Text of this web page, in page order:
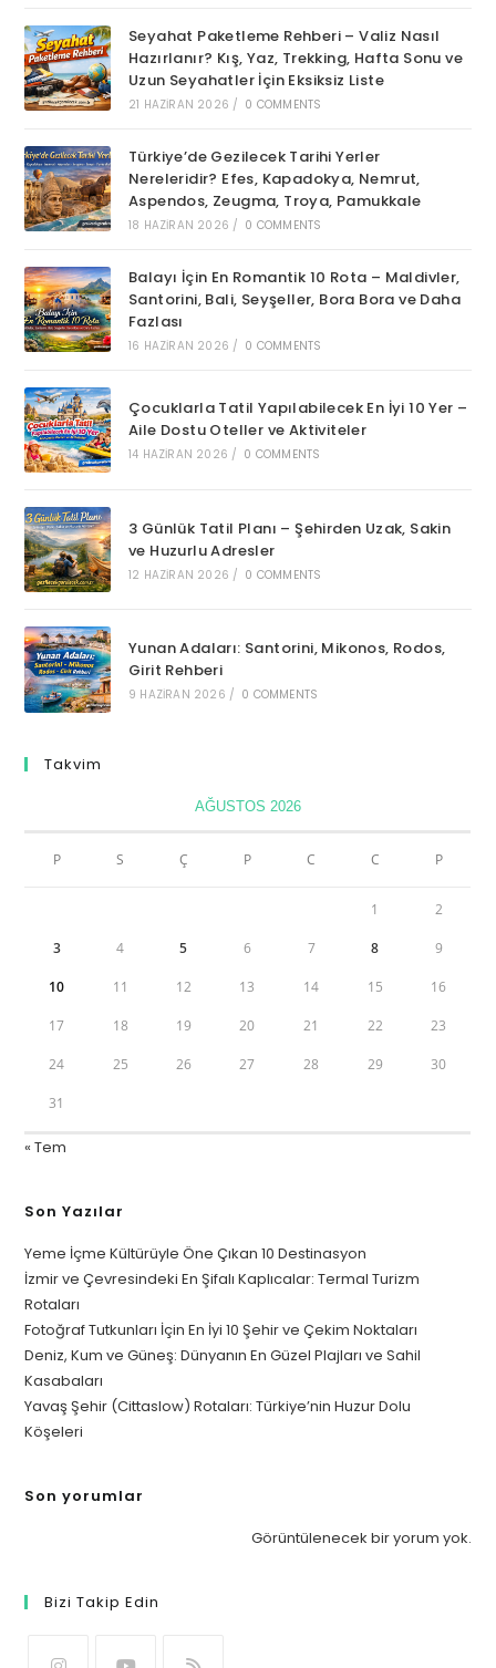
Seyahat Paketleme Rehberi – Valiz Nasıl
Hazırlanır? Kış, Yaz, Trekking, Hafta Sonu ve
Uzun Seyahatler İçin Eksiksiz Liste
21 HAZIRAN 2026 / 0 COMMENTS
Türkiye’de Gezilecek Tarihi Yerler
Nereleridir? Efes, Kapadokya, Nemrut,
Aspendos, Zeugma, Troya, Pamukkale
18 HAZIRAN 2026 / 0 COMMENTS
Balayı İçin En Romantik 10 Rota – Maldivler,
Santorini, Bali, Seyşeller, Bora Bora ve Daha
Fazlası
16 HAZIRAN 2026 / 0 COMMENTS
Çocuklarla Tatil Yapılabilecek En İyi 10 Yer –
Aile Dostu Oteller ve Aktiviteler
14 HAZIRAN 2026 / 0 COMMENTS
3 Günlük Tatil Planı – Şehirden Uzak, Sakin
ve Huzurlu Adresler
12 HAZIRAN 2026 / 0 COMMENTS
Yunan Adaları: Santorini, Mikonos, Rodos,
Girit Rehberi
9 HAZIRAN 2026 / 0 COMMENTS
Takvim
AĞUSTOS 2026
P S Ç P C C P
1 2
3 4 5 6 7 8 9
10 11 12 13 14 15 16
17 18 19 20 21 22 23
24 25 26 27 28 29 30
31
« Tem
Son Yazılar
Yeme İçme Kültürüyle Öne Çıkan 10 Destinasyon
İzmir ve Çevresindeki En Şifalı Kaplıcalar: Termal Turizm
Rotaları
Fotoğraf Tutkunları İçin En İyi 10 Şehir ve Çekim Noktaları
Deniz, Kum ve Güneş: Dünyanın En Güzel Plajları ve Sahil
Kasabaları
Yavaş Şehir (Cittaslow) Rotaları: Türkiye’nin Huzur Dolu
Köşeleri
Son yorumlar
Görüntülenecek bir yorum yok.
Bizi Takip Edin